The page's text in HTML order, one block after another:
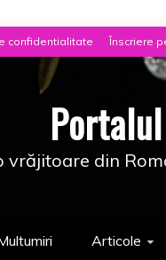
confidentialitate Înscriere
vrăjitoare din
Articole